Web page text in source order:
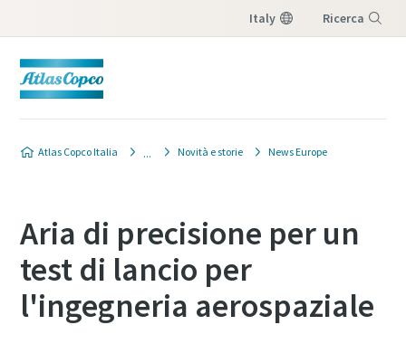
Italy Ricerca
Atlas Copco Italia Novità e storie News Europe
Aria di precisione per un
test di lancio per
l'ingegneria aerospaziale